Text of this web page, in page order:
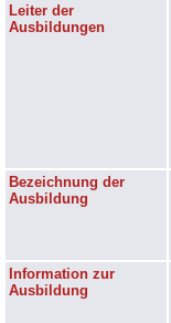
Leiter der
Ausbildungen
Bezeichnung der
Ausbildung
Information zur
Ausbildung